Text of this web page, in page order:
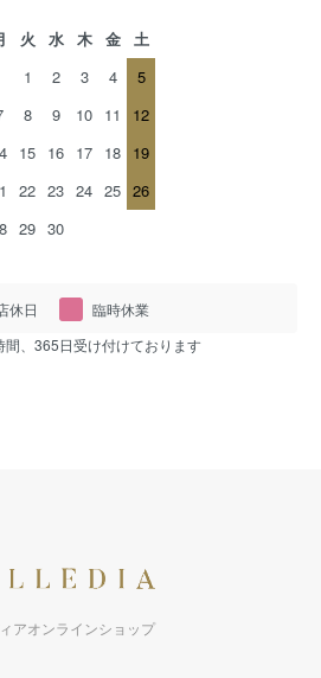
火 水 木 金
土
1
2 3 4
5
8 9 10 11
12
15 16 17 18 19
22 23 24 25 26
29 30
休日
臨時休業
間、365日受け付けております
アオンラインショップ